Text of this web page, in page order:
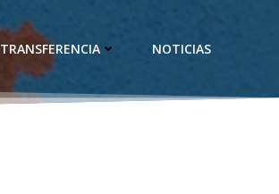
TRANSFERENCIA NOTICIAS